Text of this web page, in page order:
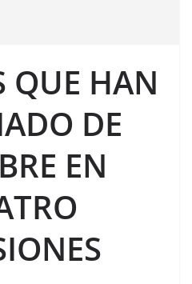
QUE HAN
DE
EN